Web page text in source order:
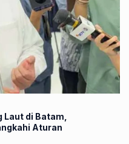
Laut di Batam,
Aturan